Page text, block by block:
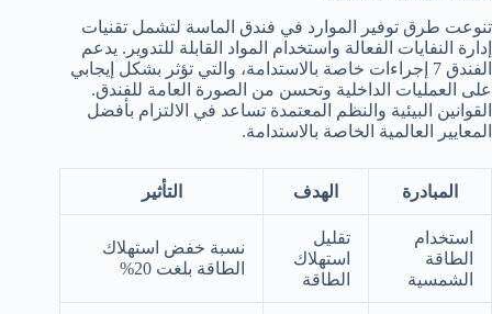
تنوعت طرق توفير الموارد في فندق الماسة لتشمل تقنيات
إدارة النفايات الفعالة واستخدام المواد القابلة للتدوير. يدعم
الفندق 7 إجراءات خاصة بالاستدامة، والتي تؤثر بشكل إيجابي
على العمليات الداخلية وتحسن من الصورة العامة للفندق.
القوانين البيئية والنظم المعتمدة تساعد في الالتزام بأفضل
المعايير العالمية الخاصة بالاستدامة.
المبادرة الهدف التأثير
استخدام
الطاقة
الشمسية
تقليل
استهلاك
الطاقة
نسبة خفض استهلاك
الطاقة بلغت 20%